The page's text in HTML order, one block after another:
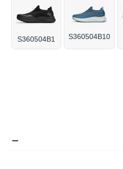
S360504B10
S360504B1